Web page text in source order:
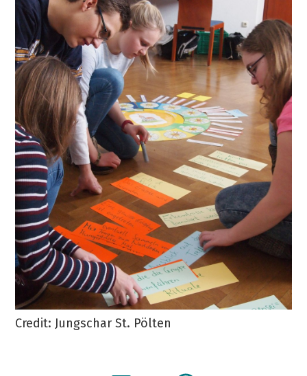
Credit: Jungschar St. Pölten